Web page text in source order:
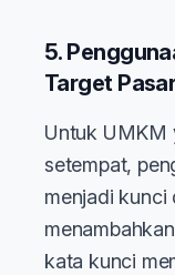
5.
Target
Untuk UMKM
setempat,
menjadi kunci
kata kunci